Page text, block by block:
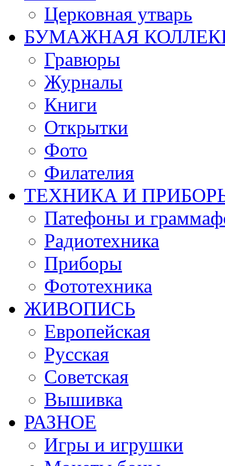
Церковная утварь
БУМАЖНАЯ
Гравюры
Журналы
Книги
Открытки
Фото
Филателия
ТЕХНИКА И
Патефоны и
Радиотехника
Приборы
Фототехника
ЖИВОПИСЬ
Европейская
Русская
Советская
Вышивка
РАЗНОЕ
Игры и игрушки